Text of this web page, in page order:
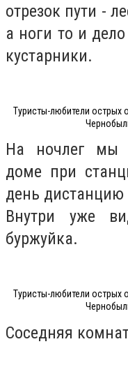
отрезок пути -
а ноги то и
кустарники.
Туристы-любители острых
На ночлег мы
доме при
день
Внутри уже
буржуйка.
Туристы-любители острых
Соседняя